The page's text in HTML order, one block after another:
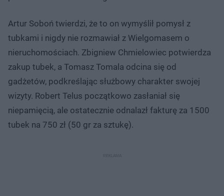
Artur Soboń twierdzi, że to on wymyślił pomysł z
tubkami i nigdy nie rozmawiał z Wielgomasem o
nieruchomościach. Zbigniew Chmielowiec potwierdza
zakup tubek, a Tomasz Tomala odcina się od
gadżetów, podkreślając służbowy charakter swojej
wizyty. Robert Telus początkowo zasłaniał się
niepamięcią, ale ostatecznie odnalazł fakturę za 1500
tubek na 750 zł (50 gr za sztukę).